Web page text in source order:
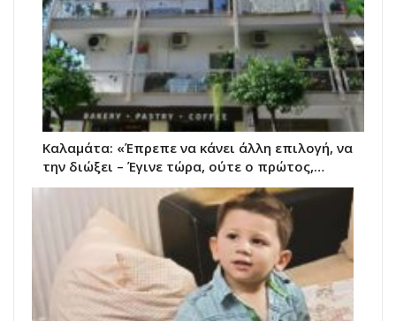
Καλαμάτα: «Έπρεπε να κάνει άλλη επιλογή, να
την διώξει – Έγινε τώρα, ούτε ο πρώτος,…